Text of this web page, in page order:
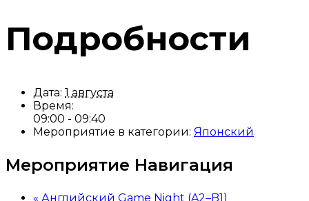
Подробности
Дата: 1 августа
Время:
09:00 - 09:40
Мероприятие в категории: Японский
Мероприятие Навигация
« Английский Game Night (A2–B1)